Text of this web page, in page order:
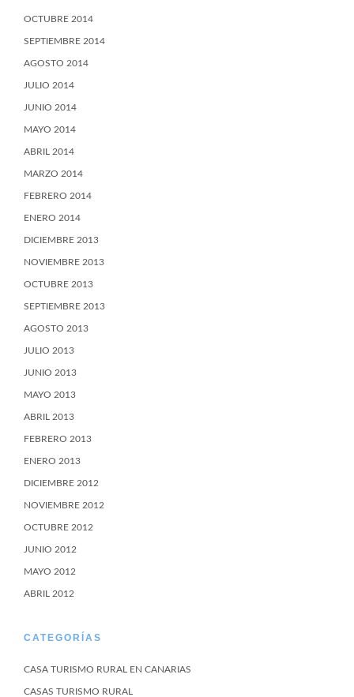
OCTUBRE 2014
SEPTIEMBRE 2014
AGOSTO 2014
JULIO 2014
JUNIO 2014
MAYO 2014
ABRIL 2014
MARZO 2014
FEBRERO 2014
ENERO 2014
DICIEMBRE 2013
NOVIEMBRE 2013
OCTUBRE 2013
SEPTIEMBRE 2013
AGOSTO 2013
JULIO 2013
JUNIO 2013
MAYO 2013
ABRIL 2013
FEBRERO 2013
ENERO 2013
DICIEMBRE 2012
NOVIEMBRE 2012
OCTUBRE 2012
JUNIO 2012
MAYO 2012
ABRIL 2012
CATEGORÍAS
CASA TURISMO RURAL EN CANARIAS
CASAS TURISMO RURAL